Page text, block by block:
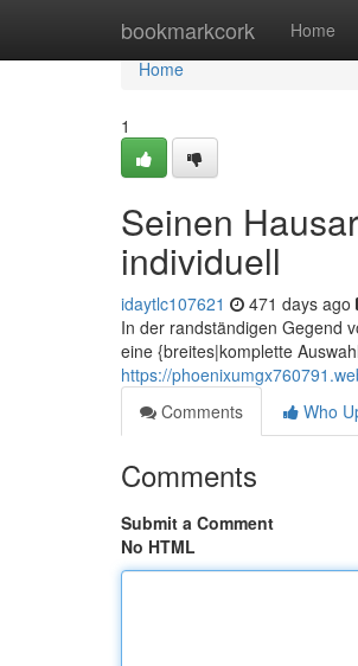
bookmarkcork Home
Home
Home
1
Seinen
individuell
idaytlc107621 471 days ago
In der randständigen Gegend
eine {breites|komplette
https://
Comments
Who
Comments
Submit a Comment
No HTML